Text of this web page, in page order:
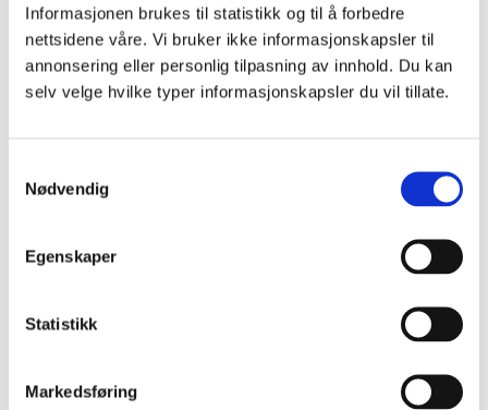
Informasjonen brukes til statistikk og til å forbedre
nettsidene våre. Vi bruker ikke informasjonskapsler til
annonsering eller personlig tilpasning av innhold. Du kan
selv velge hvilke typer informasjonskapsler du vil tillate.
Nødvendig
Egenskaper
Statistikk
Markedsføring
Fortsettelsesvold
Er det mulig å anmelde mor?
Redd for å bli drept av egen datter
Utsatt som barn, utøver som voksen?
Er du innvandrer og opplever vold? LIN
kan gi hjelp og veiledning.
What is dinutvei.no?
hvis man ikke har vært samboere?